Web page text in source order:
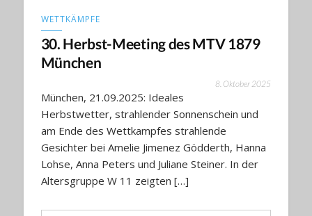
WETTKÄMPFE
30. Herbst-Meeting des MTV 1879
München
8. Oktober 2025
München, 21.09.2025: Ideales
Herbstwetter, strahlender Sonnenschein und
am Ende des Wettkampfes strahlende
Gesichter bei Amelie Jimenez Gödderth, Hanna
Lohse, Anna Peters und Juliane Steiner. In der
Altersgruppe W 11 zeigten […]